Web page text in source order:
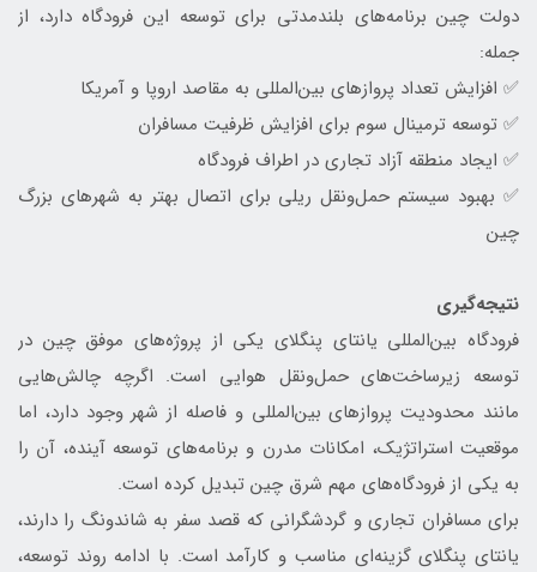
دولت چین برنامه‌های بلندمدتی برای توسعه این فرودگاه دارد، از
جمله:
✅ افزایش تعداد پروازهای بین‌المللی به مقاصد اروپا و آمریکا
✅ توسعه ترمینال سوم برای افزایش ظرفیت مسافران
✅ ایجاد منطقه آزاد تجاری در اطراف فرودگاه
✅ بهبود سیستم حمل‌ونقل ریلی برای اتصال بهتر به شهرهای بزرگ
چین
نتیجه‌گیری
فرودگاه بین‌المللی یانتای پنگلای یکی از پروژه‌های موفق چین در
توسعه زیرساخت‌های حمل‌ونقل هوایی است. اگرچه چالش‌هایی
مانند محدودیت پروازهای بین‌المللی و فاصله از شهر وجود دارد، اما
موقعیت استراتژیک، امکانات مدرن و برنامه‌های توسعه آینده، آن را
به یکی از فرودگاه‌های مهم شرق چین تبدیل کرده است.
برای مسافران تجاری و گردشگرانی که قصد سفر به شاندونگ را دارند،
یانتای پنگلای گزینه‌ای مناسب و کارآمد است. با ادامه روند توسعه،